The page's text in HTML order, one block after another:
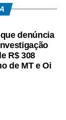
denúncia
R$ 308
de MT e Oi